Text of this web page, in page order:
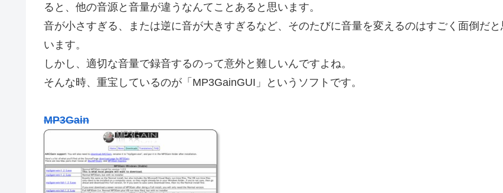
ると、他の音源と音量が違うなんてことあると思います。
音が小さすぎる、または逆に音が大きすぎるなど、そのたびに音量を変えるのはすごく面倒だと
います。
しかし、適切な音量で録音するのって意外と難しいんですよね。
そんな時、重宝しているのが「MP3GainGUI」というソフトです。
MP3Gain